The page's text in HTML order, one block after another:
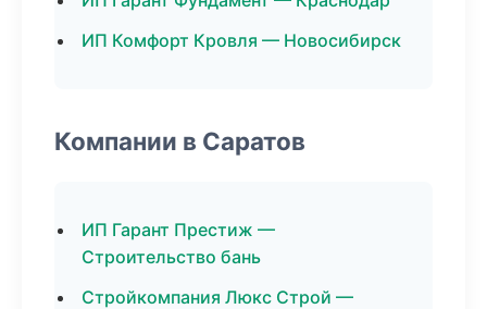
ИП Комфорт Кровля — Новосибирск
Компании в Саратов
ИП Гарант Престиж —
Строительство бань
Стройкомпания Люкс Строй —